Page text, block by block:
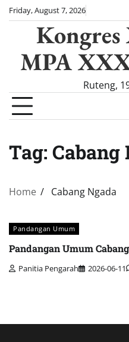
SkipFriday, August 7, 2026
MPA
Ruteng,
Tag: Cabang
Home Cabang Ngada
Pandangan Umum
Pandangan Umum
Panitia Pengarah 2026-06-11